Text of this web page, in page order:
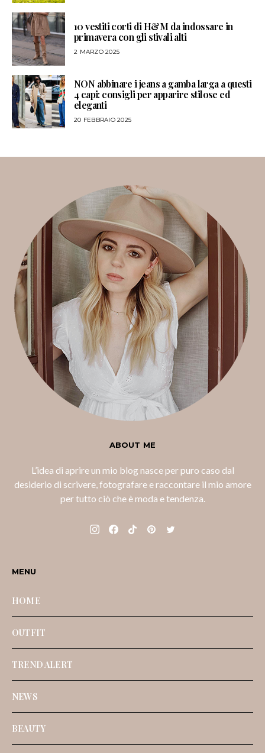
10 vestiti corti di H&M da indossare in
primavera con gli stivali alti
2 MARZO 2025
NON abbinare i jeans a gamba larga a questi
4 capi: consigli per apparire stilose ed
eleganti
20 FEBBRAIO 2025
ABOUT ME
L’idea di aprire un mio blog nasce per puro caso dal
desiderio di scrivere, fotografare e raccontare il mio amore
per tutto ciò che è moda e tendenza.
MENU
HOME
OUTFIT
TREND ALERT
NEWS
BEAUTY